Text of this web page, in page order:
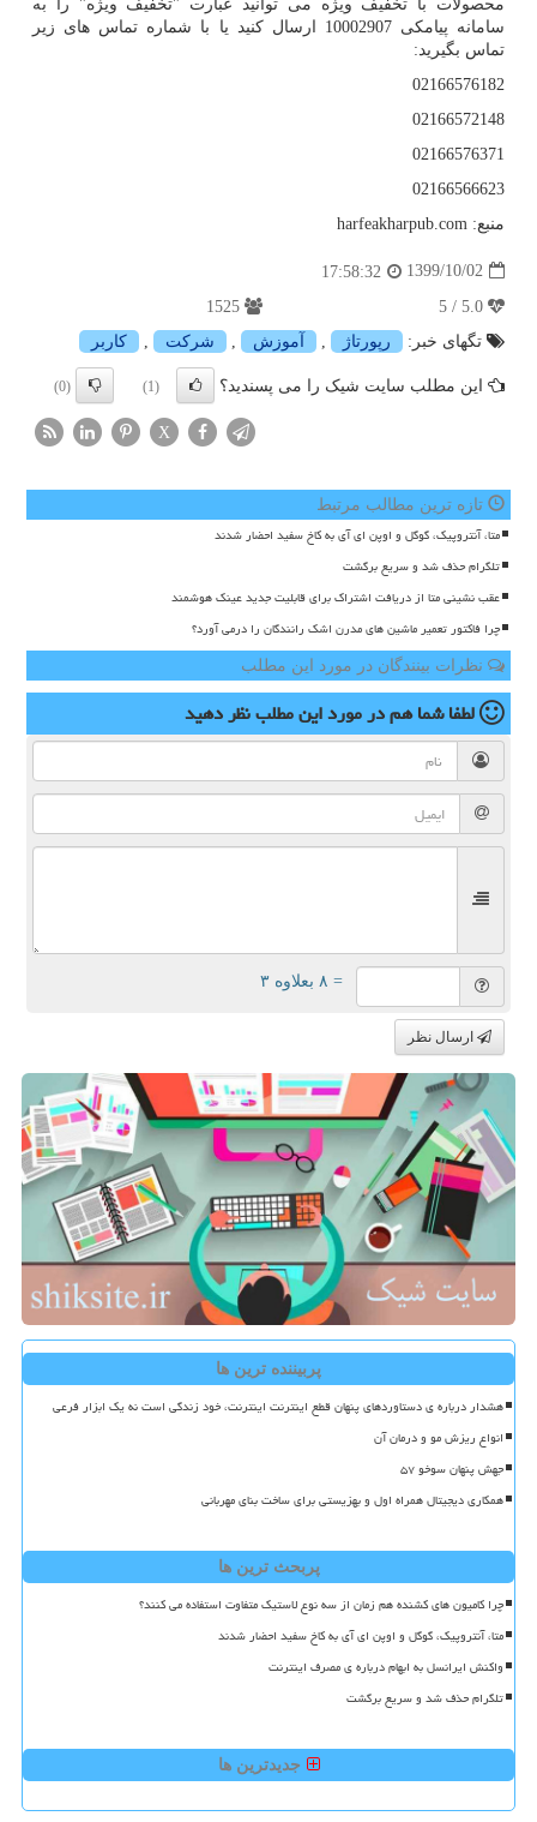
محصولات با تخفیف ویژه می توانید عبارت "تخفیف ویژه" را به
سامانه پیامکی 10002907 ارسال کنید یا با شماره تماس های زیر
تماس بگیرید:
02166576182
02166572148
02166576371
02166566623
منبع: harfeakharpub.com
1399/10/02
17:58:32
تگهای خبر:
رپورتاژ , آموزش , شركت , كاربر
این مطلب سایت شیک را می پسندید؟ (1)
(0)
X
تازه ترین مطالب مرتبط
متا، آنتروپیک، گوگل و اوپن ای آی به کاخ سفید احضار شدند
تلگرام حذف شد و سریع برگشت
عقب نشینی متا از دریافت اشتراک برای قابلیت جدید عینک هوشمند
چرا فاکتور تعمیر ماشین های مدرن اشک رانندگان را درمی آورد؟
نظرات بینندگان در مورد این مطلب
لطفا شما همدر مورد این مطلبنظر دهید
= ۸ بعلاوه ۳
ارسال نظر
پربیننده ترین ها
هشدار درباره ی دستاوردهای پنهان قطع اینترنت اینترنت، خود زندگی است نه یک ابزار فرعی
انواع ریزش مو و درمان آن
جهش پنهان سوخو ۵۷
همکاری دیجیتال همراه اول و بهزیستی برای ساخت بنای مهربانی
پربحث ترین ها
چرا کامیون های کشنده هم زمان از سه نوع لاستیک متفاوت استفاده می کنند؟
متا، آنتروپیک، گوگل و اوپن ای آی به کاخ سفید احضار شدند
واکنش ایرانسل به ابهام درباره ی مصرف اینترنت
تلگرام حذف شد و سریع برگشت
جدیدترین ها